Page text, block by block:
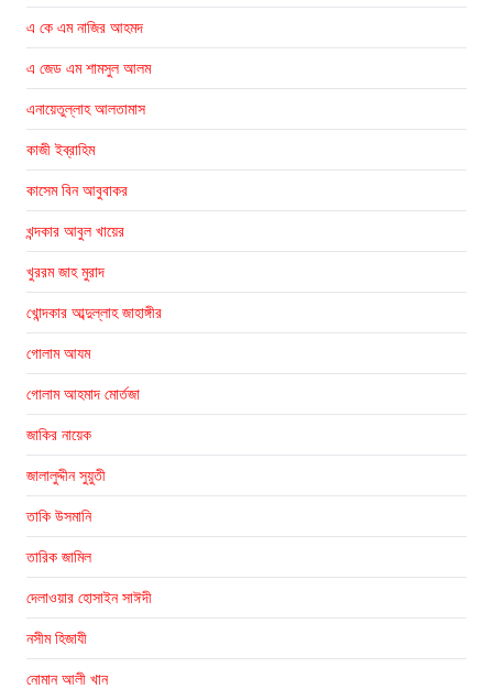
এ কে এম নাজির আহমদ
এ জেড এম শামসুল আলম
এনায়েতুল্লাহ আলতামাস
কাজী ইব্রাহিম
কাসেম বিন আবুবাকর
খন্দকার আবুল খায়ের
খুররম জাহ মুরাদ
খোন্দকার আব্দুল্লাহ জাহাঙ্গীর
গোলাম আযম
গোলাম আহমাদ মোর্তজা
জাকির নায়েক
জালালুদ্দীন সুয়ুতী
তাকি উসমানি
তারিক জামিল
দেলাওয়ার হোসাইন সাঈদী
নসীম হিজাযী
নোমান আলী খান